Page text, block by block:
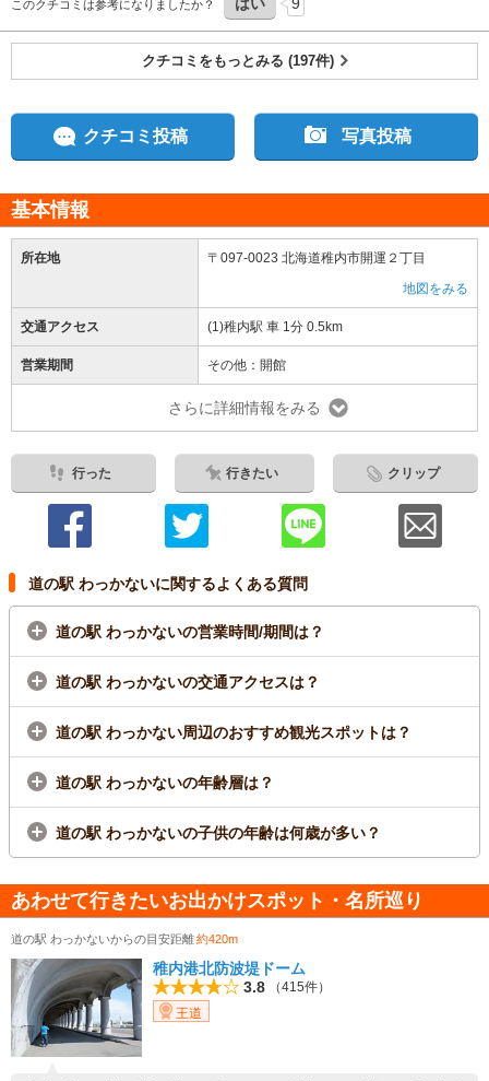
このクチコミは参考になりましたか？ はい 9
クチコミをもっとみる (197件)
クチコミ投稿 写真投稿
基本情報
所在地
〒097-0023 北海道稚内市開運２丁目
地図をみる
交通アクセス (1)稚内駅 車 1分 0.5km
営業期間 その他：開館
さらに詳細情報をみる
行った 行きたい クリップ
道の駅 わっかないに関するよくある質問
道の駅 わっかないの営業時間/期間は？
道の駅 わっかないの交通アクセスは？
道の駅 わっかない周辺のおすすめ観光スポットは？
道の駅 わっかないの年齢層は？
道の駅 わっかないの子供の年齢は何歳が多い？
あわせて行きたいお出かけスポット・名所巡り
道の駅 わっかないからの目安距離約420m
稚内港北防波堤ドーム
3.8
（415件）
王道